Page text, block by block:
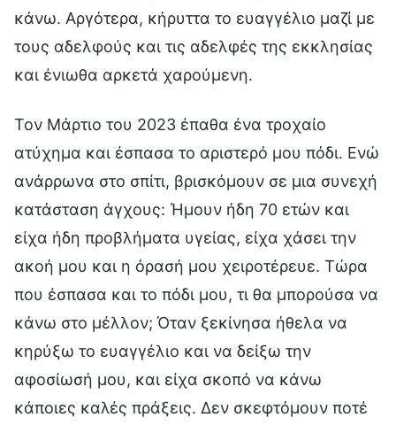
κάνω. Αργότερα, κήρυττα το ευαγγέλιο μαζί με
τους αδελφούς και τις αδελφές της εκκλησίας
και ένιωθα αρκετά χαρούμενη.
Τον Μάρτιο του 2023 έπαθα ένα τροχαίο
ατύχημα και έσπασα το αριστερό μου πόδι. Ενώ
ανάρρωνα στο σπίτι, βρισκόμουν σε μια συνεχή
κατάσταση άγχους: Ήμουν ήδη 70 ετών και
είχα ήδη προβλήματα υγείας, είχα χάσει την
ακοή μου και η όρασή μου χειροτέρευε. Τώρα
που έσπασα και το πόδι μου, τι θα μπορούσα να
κάνω στο μέλλον; Όταν ξεκίνησα ήθελα να
κηρύξω το ευαγγέλιο και να δείξω την
αφοσίωσή μου, και είχα σκοπό να κάνω
κάποιες καλές πράξεις. Δεν σκεφτόμουν ποτέ